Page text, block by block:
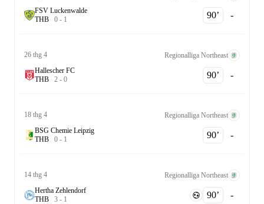
FSV Luckenwalde
THB 0 - 1 90‎’‎ -
26 thg 4
Regionalliga Northeast
Hallescher FC
THB 2 - 0 90‎’‎ -
18 thg 4
Regionalliga Northeast
BSG Chemie Leipzig
THB 0 - 1 90‎’‎ -
14 thg 4
Regionalliga Northeast
Hertha Zehlendorf
THB 3 - 1 90‎’‎ -